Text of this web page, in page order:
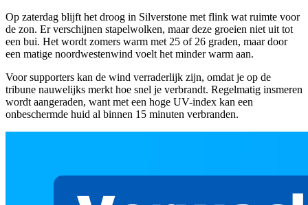
Op zaterdag blijft het droog in Silverstone met flink wat ruimte voor
de zon. Er verschijnen stapelwolken, maar deze groeien niet uit tot
een bui. Het wordt zomers warm met 25 of 26 graden, maar door
een matige noordwestenwind voelt het minder warm aan.
Voor supporters kan de wind verraderlijk zijn, omdat je op de
tribune nauwelijks merkt hoe snel je verbrandt. Regelmatig insmeren
wordt aangeraden, want met een hoge UV-index kan een
onbeschermde huid al binnen 15 minuten verbranden.